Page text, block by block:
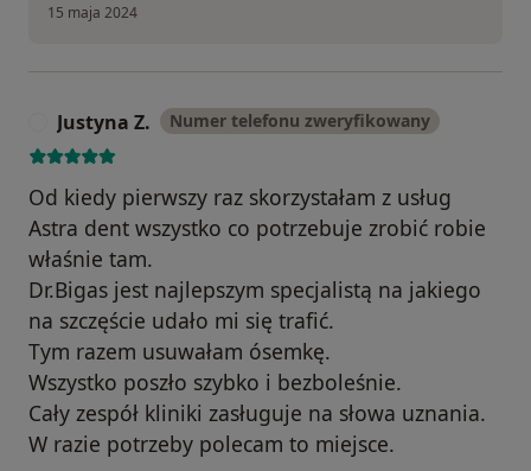
15 maja 2024
Justyna Z. Numer telefonu zweryfikowany
Od kiedy pierwszy raz skorzystałam z usług
Astra dent wszystko co potrzebuje zrobić robie
właśnie tam.
Dr.Bigas jest najlepszym specjalistą na jakiego
na szczęście udało mi się trafić.
Tym razem usuwałam ósemkę.
Wszystko poszło szybko i bezboleśnie.
Cały zespół kliniki zasługuje na słowa uznania.
W razie potrzeby polecam to miejsce.